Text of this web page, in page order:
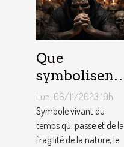
Que
symbolisent
les Tatouages
Têtes de
Mort ?
Lun. 06/11/2023 19h
Symbole vivant du
temps qui passe et de la
fragilité de la nature, le